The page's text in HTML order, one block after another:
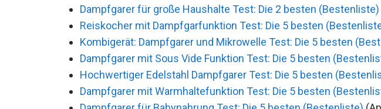
Dampfgarer für große Haushalte Test: Die 2 besten (Bestenliste)
Reiskocher mit Dampfgarfunktion Test: Die 5 besten
Kombigerät: Dampfgarer und Mikrowelle Test: Die 5 besten
Dampfgarer mit Sous Vide Funktion Test: Die 5 besten
Hochwertiger Edelstahl Dampfgarer Test: Die 5 besten
Dampfgarer mit Warmhaltefunktion Test: Die 5 besten